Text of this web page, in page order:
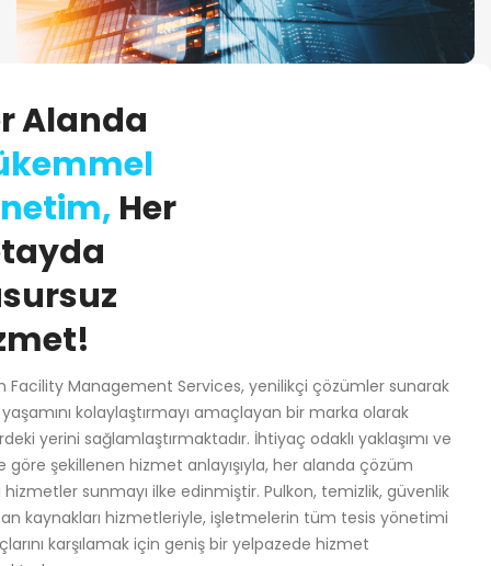
30 Yıldır size
güven veriyoruz.
Hakkımızda
Alanda
Her
Facility Management Services, yenilikçi çözümler sunarak
kolaylaştırmayı amaçlayan bir marka olarak
yerini sağlamlaştırmaktadır. İhtiyaç odaklı yaklaşımı ve
göre şekillenen hizmet anlayışıyla, her alanda çözüm
hizmetler sunmayı ilke edinmiştir. Pulkon, temizlik, güvenlik
kaynakları hizmetleriyle, işletmelerin tüm tesis yönetimi
karşılamak için geniş bir yelpazede hizmet